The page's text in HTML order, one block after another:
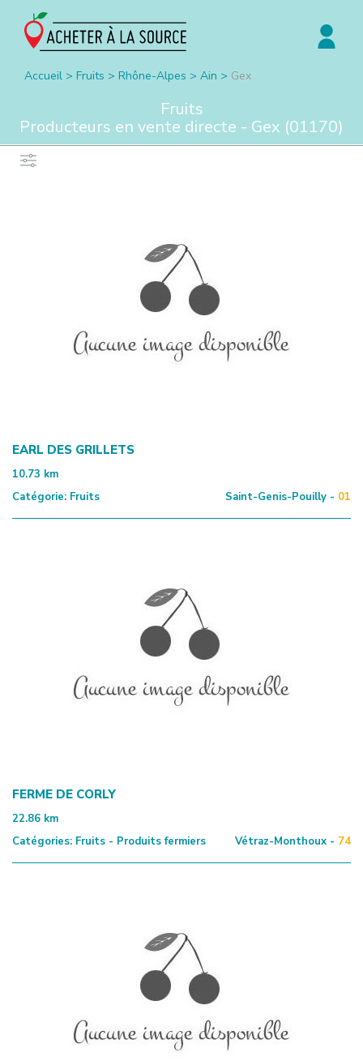
Accueil > Fruits > Rhône-Alpes > Ain > Gex
Fruits
Producteurs en vente directe - Gex (01170)
EARL DES GRILLETS
10.73 km
Catégorie: Fruits Saint-Genis-Pouilly - 01
FERME DE CORLY
22.86 km
Catégories: Fruits - Produits fermiers Vétraz-Monthoux - 74